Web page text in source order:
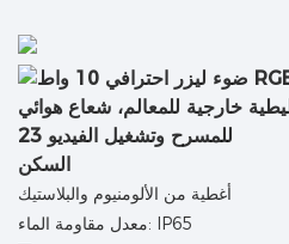
السكن
أغطية من الألومنيوم والبلاستيك
معدل مقاومة الماء: IP65